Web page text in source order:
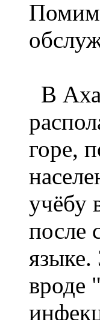
В
горе,
учёбу
после
языке.
вроде